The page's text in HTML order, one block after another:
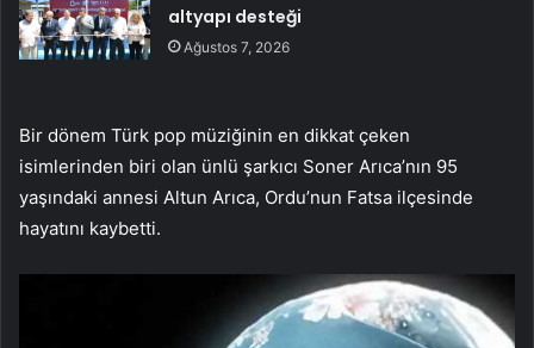
altyapı desteği
Ağustos 7, 2026
Bir dönem Türk pop müziğinin en dikkat çeken
isimlerinden biri olan ünlü şarkıcı Soner Arıca’nın 95
yaşındaki annesi Altun Arıca, Ordu’nun Fatsa ilçesinde
hayatını kaybetti.